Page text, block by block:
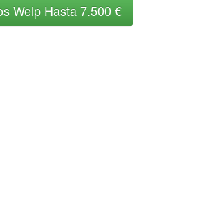
Welp Hasta 7.500 €